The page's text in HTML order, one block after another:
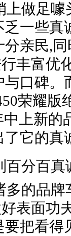
上做足
一些真
亲民,
丰富优
口碑。
荣耀版
上新的
它的真
百分百真
多的品
表面功
把看得